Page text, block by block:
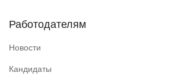
Работодателям
Новости
Кандидаты